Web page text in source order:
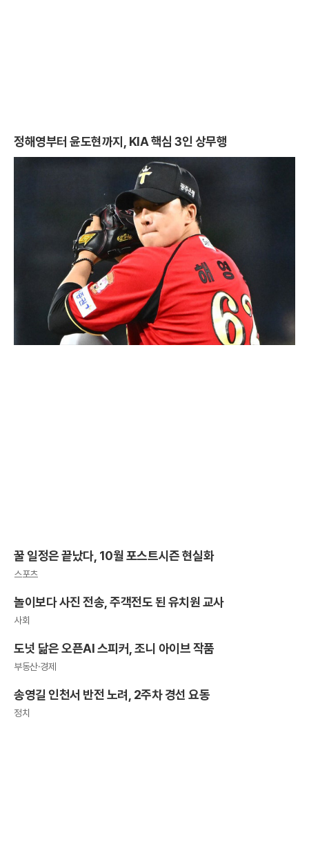
정해영부터 윤도현까지, KIA 핵심 3인 상무행
꿀 일정은 끝났다, 10월 포스트시즌 현실화
스포츠
놀이보다 사진 전송, 주객전도 된 유치원 교사
사회
도넛 닮은 오픈AI 스피커, 조니 아이브 작품
부동산·경제
송영길 인천서 반전 노려, 2주차 경선 요동
정치